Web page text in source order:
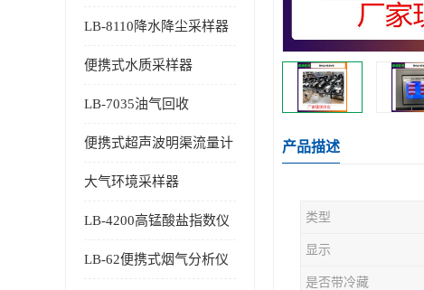
LB-8110降水降尘采样器
便携式水质采样器
LB-7035油气回收
便携式超声波明渠流量计
大气环境采样器
LB-4200高锰酸盐指数仪
LB-62便携式烟气分析仪
产品描述
类型
显示
是否带冷藏